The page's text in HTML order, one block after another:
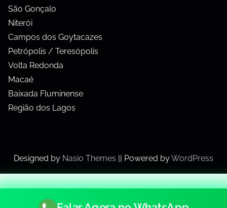
São Gonçalo
Niterói
Campos dos Goytacazes
Petrópolis / Teresópolis
Volta Redonda
Macaé
Baixada Fluminense
Região dos Lagos
Designed by Nasio Themes || Powered byWordPress